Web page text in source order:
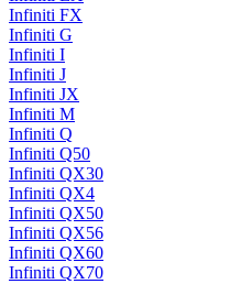
Infiniti FX
Infiniti G
Infiniti I
Infiniti J
Infiniti JX
Infiniti M
Infiniti Q
Infiniti Q50
Infiniti QX30
Infiniti QX4
Infiniti QX50
Infiniti QX56
Infiniti QX60
Infiniti QX70